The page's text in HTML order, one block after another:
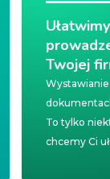
Ułatwimy
Twojej
To tylko
chcemy Ci